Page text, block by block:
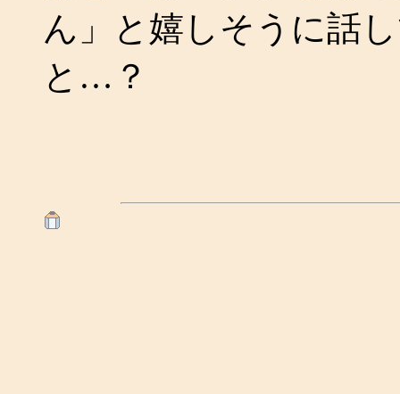
ん」と嬉しそうに話
と…？